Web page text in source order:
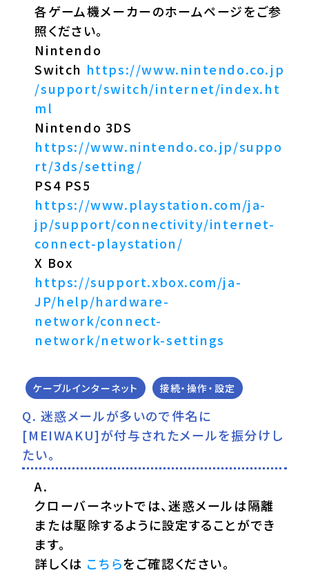
各ゲーム機メーカーのホームページをご参
照ください。
Nintendo
Switch https://www.nintendo.co.jp
/support/switch/internet/index.ht
ml
Nintendo 3DS
https://www.nintendo.co.jp/suppo
rt/3ds/setting/
PS4 PS5
https://www.playstation.com/ja-
jp/support/connectivity/internet-
connect-playstation/
X Box
https://support.xbox.com/ja-
JP/help/hardware-
network/connect-
network/network-settings
ケーブルインターネット 接続・操作・設定
迷惑メールが多いので件名に
[MEIWAKU]が付与されたメールを振分けし
たい。
クローバーネットでは、迷惑メールは隔離
または駆除するように設定することができ
ます。
詳しくは こちらをご確認ください。